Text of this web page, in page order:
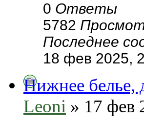
0 Ответы
5782
Последнее
18 фев 2025,
Нижнее белье,
Leoni » 17 фев